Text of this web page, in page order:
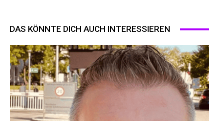
DAS KÖNNTE DICH AUCH INTERESSIEREN